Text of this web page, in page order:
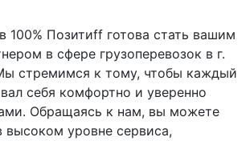
100% Позитиff готова стать вашим
в сфере грузоперевозок в г.
стремимся к тому, чтобы каждый
себя комфортно и уверенно
Обращаясь к нам, вы можете
высоком уровне сервиса,